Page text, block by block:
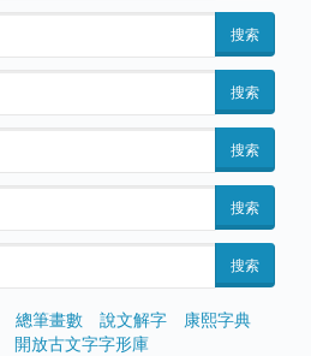
搜索
搜索
搜索
搜索
搜索
總筆畫數 說文解字
康熙字典
開放古文字字形庫